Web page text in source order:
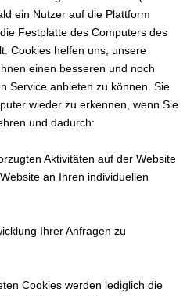
ein Nutzer auf die Plattform
Festplatte des Computers des
Cookies helfen uns, unsere
einen besseren und noch
Service anbieten zu können. Sie
wieder zu erkennen, wenn Sie
und dadurch:
Aktivitäten auf der Website
an Ihren individuellen
Ihrer Anfragen zu
Cookies werden lediglich die